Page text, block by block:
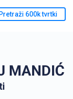
Pretraži 600k tvrtki
MANDIĆ